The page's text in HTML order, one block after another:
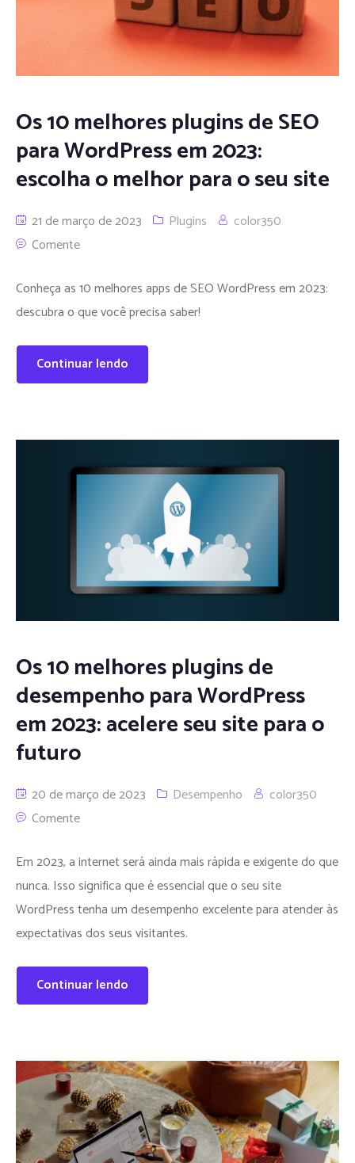
Os 10 melhores plugins de SEO
para WordPress em 2023:
escolha o melhor para o seu site
21 de março de 2023 Plugins
color350
Comente
Conheça as 10 melhores apps de SEO WordPress em 2023:
descubra o que você precisa saber!
Continuar lendo
Os 10 melhores plugins de
desempenho para WordPress
em 2023: acelere seu site para o
futuro
20 de março de 2023 Desempenho
color350
Comente
Em 2023, a internet será ainda mais rápida e exigente do que
nunca. Isso significa que é essencial que o seu site
WordPress tenha um desempenho excelente para atender às
expectativas dos seus visitantes.
Continuar lendo